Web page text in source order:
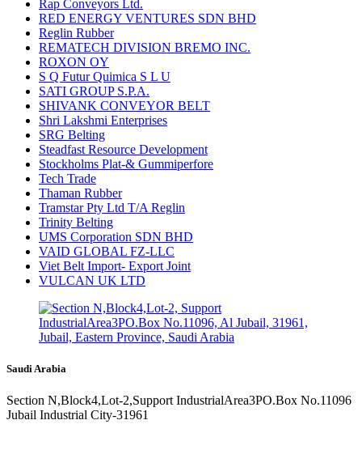
Rap Conveyors Ltd.
RED ENERGY VENTURES SDN BHD
Reglin Rubber
REMATECH DIVISION BREMO INC.
ROXON OY
S Q Futur Quimica S L U
SATI GROUP S.P.A.
SHIVANK CONVEYOR BELT
Shri Lakshmi Enterprises
SRG Belting
Steadfast Resource Development
Stockholms Plat-& Gummiperfore
Tech Trade
Thaman Rubber
Tramstar Pty Ltd T/A Reglin
Trinity Belting
UMS Corporation SDN BHD
VAID GLOBAL FZ-LLC
Viet Belt Import- Export Joint
VULCAN UK LTD
Saudi Arabia
Section N,Block4,Lot-2,Support IndustrialArea3PO.Box No.11096
Jubail Industrial City-31961